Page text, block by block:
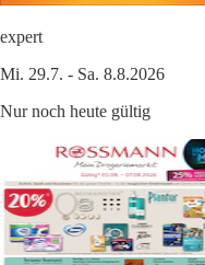
expert
Mi. 29.7. - Sa. 8.8.2026
Nur noch heute gültig